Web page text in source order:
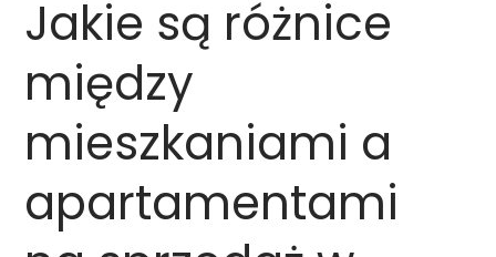
Jakie są różnice
między
mieszkaniami a
apartamentami